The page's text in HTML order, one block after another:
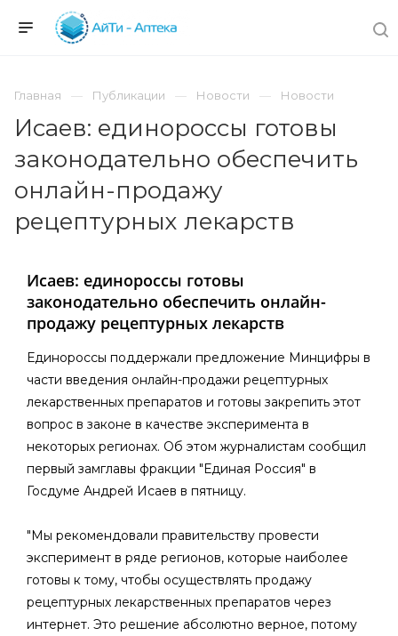
Главная Публикации Новости Новости
Исаев: единороссы готовы
законодательно обеспечить
онлайн-продажу
рецептурных лекарств
Исаев: единороссы готовы
законодательно обеспечить онлайн-
продажу рецептурных лекарств
Единороссы поддержали предложение Минцифры в
части введения онлайн-продажи рецептурных
лекарственных препаратов и готовы закрепить этот
вопрос в законе в качестве эксперимента в
некоторых регионах. Об этом журналистам сообщил
первый замглавы фракции "Единая Россия" в
Госдуме Андрей Исаев в пятницу.
"Мы рекомендовали правительству провести
эксперимент в ряде регионов, которые наиболее
готовы к тому, чтобы осуществлять продажу
рецептурных лекарственных препаратов через
интернет. Это решение абсолютно верное, потому